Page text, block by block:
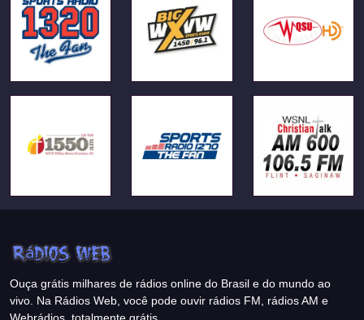
Ouça grátis milhares de rádios online do Brasil e do mundo ao
vivo. Na Rádios Web, você pode ouvir rádios FM, rádios AM e